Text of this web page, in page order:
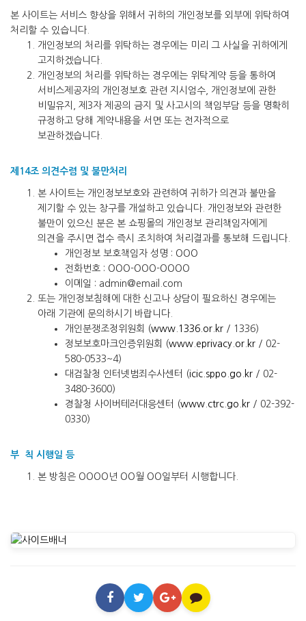
본 사이트는 서비스 향상을 위해서 귀하의 개인정보를 외부에 위탁하여
처리할 수 있습니다.
개인정보의 처리를 위탁하는 경우에는 미리 그 사실을 귀하에게
고지하겠습니다.
개인정보의 처리를 위탁하는 경우에는 위탁계약 등을 통하여
서비스제공자의 개인정보호 관련 지시엄수, 개인정보에 관한
비밀유지, 제3자 제공의 금지 및 사고시의 책임부담 등을 명확히
규정하고 당해 계약내용을 서면 또는 전자적으로
보관하겠습니다.
제14조 의견수렴 및 불만처리
본 사이트는 개인정보보호와 관련하여 귀하가 의견과 불만을
제기할 수 있는 창구를 개설하고 있습니다. 개인정보와 관련한
불만이 있으신 분은 본 쇼핑몰의 개인정보 관리책임자에게
의견을 주시면 접수 즉시 조치하여 처리결과를 통보해 드립니다.
개인정보 보호책임자 성명 : OOO
전화번호 : OOO-OOO-OOOO
이메일 : admin@email.com
또는 개인정보침해에 대한 신고나 상담이 필요하신 경우에는
아래 기관에 문의하시기 바랍니다.
개인분쟁조정위원회 (www.1336.or.kr / 1336)
정보보호마크인증위원회 (www.eprivacy.or.kr / 02-
580-0533~4)
대검찰청 인터넷범죄수사센터 (icic.sppo.go.kr / 02-
3480-3600)
경찰청 사이버테러대응센터 (www.ctrc.go.kr / 02-392-
0330)
부 칙 시행일 등
본 방침은 OOOO년 OO월 OO일부터 시행합니다.